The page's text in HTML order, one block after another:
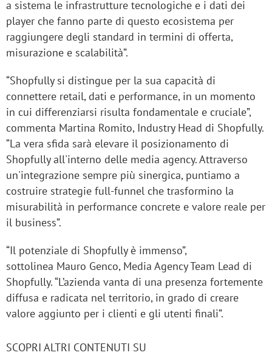
a sistema le infrastrutture tecnologiche e i dati dei
player che fanno parte di questo ecosistema per
raggiungere degli standard in termini di offerta,
misurazione e scalabilità”.
“Shopfully si distingue per la sua capacità di
connettere retail, dati e performance, in un momento
in cui differenziarsi risulta fondamentale e cruciale”,
commenta Martina Romito, Industry Head di Shopfully.
“La vera sfida sarà elevare il posizionamento di
Shopfully all'interno delle media agency. Attraverso
un'integrazione sempre più sinergica, puntiamo a
costruire strategie full-funnel che trasformino la
misurabilità in performance concrete e valore reale per
il business”.
“Il potenziale di Shopfully è immenso”,
sottolinea Mauro Genco, Media Agency Team Lead di
Shopfully. “L’azienda vanta di una presenza fortemente
diffusa e radicata nel territorio, in grado di creare
valore aggiunto per i clienti e gli utenti finali”.
SCOPRI ALTRI CONTENUTI SU